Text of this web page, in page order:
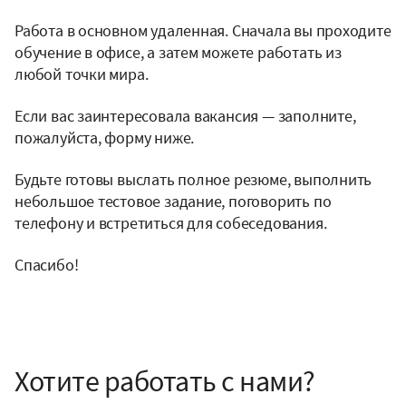
Работа в основном удаленная. Сначала вы проходите
обучение в офисе, а затем можете работать из
любой точки мира.
Если вас заинтересовала вакансия — заполните,
пожалуйста, форму ниже.
Будьте готовы выслать полное резюме, выполнить
небольшое тестовое задание, поговорить по
телефону и встретиться для собеседования.
Спасибо!
Хотите работать с нами?